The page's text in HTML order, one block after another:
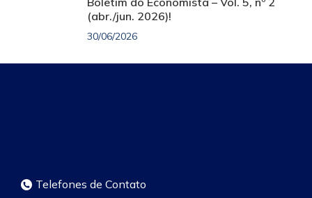
(abr./jun. 2026)!
30/06/2026
Telefones de Contato